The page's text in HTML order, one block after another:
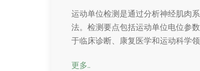
运动单位检测是通过分析神经肌肉
法。检测要点包括运动单位电位参
于临床诊断、康复医学和运动科学
更多..